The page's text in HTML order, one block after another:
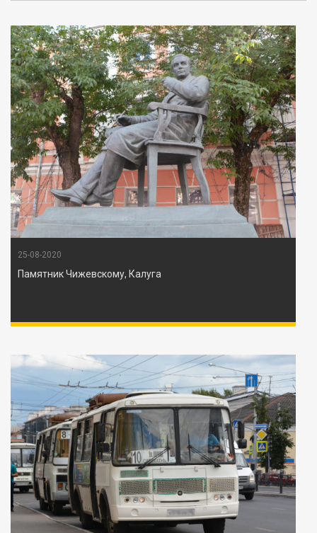
25-08-2020
Памятник Чижевскому, Калуга